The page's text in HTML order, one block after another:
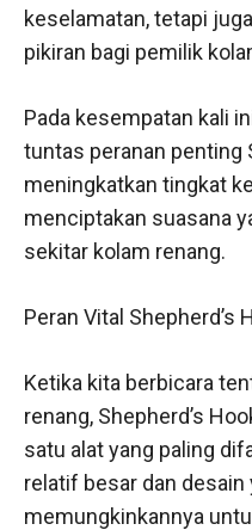
keselamatan, tetapi
pikiran bagi pemilik
Pada kesempatan kali
tuntas peranan penting
meningkatkan tingkat
menciptakan suasana
sekitar kolam renang.
Peran Vital Shepherd’s
Ketika kita berbicara
renang, Shepherd’s
satu alat yang paling
relatif besar dan desain
memungkinkannya